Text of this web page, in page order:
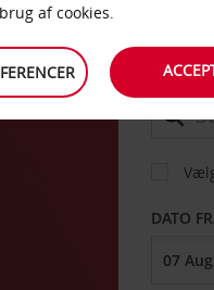
DATO
af cookies.